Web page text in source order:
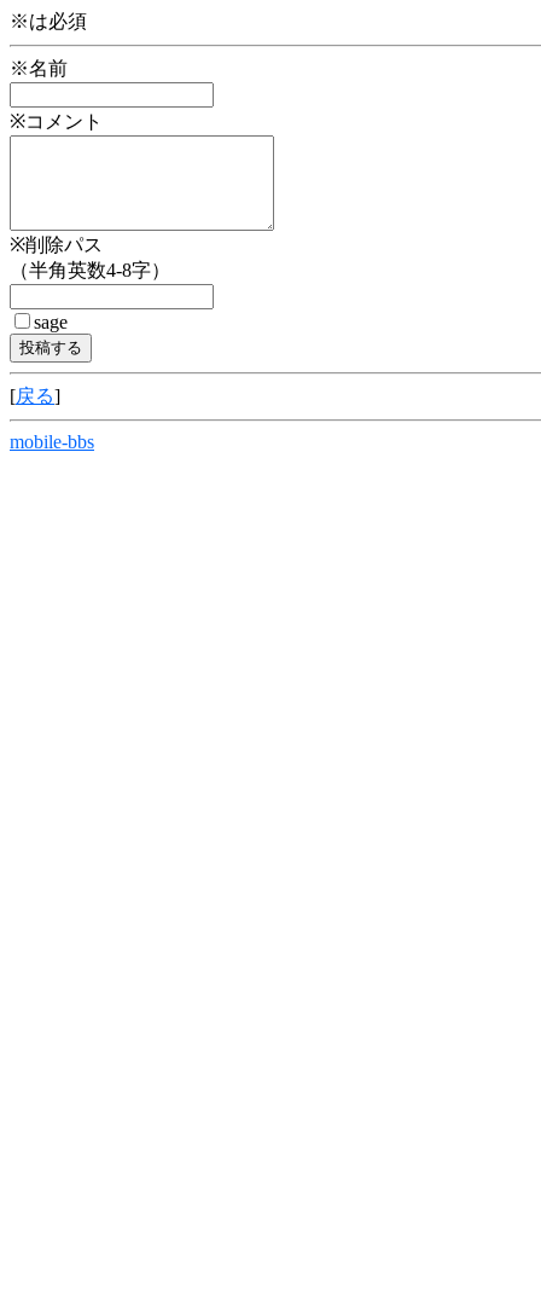
※は必須
※名前
※コメント
※削除パス
（半角英数4-8字）
sage
[戻る]
mobile-bbs